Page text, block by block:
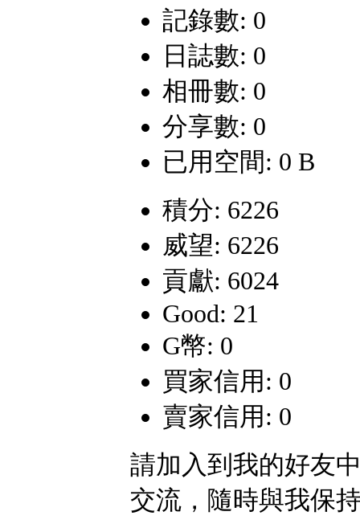
記錄數: 0
日誌數: 0
相冊數: 0
分享數: 0
已用空間: 0 B
積分: 6226
威望: 6226
貢獻: 6024
Good: 21
G幣: 0
買家信用: 0
賣家信用: 0
請加入到我的好友
交流，隨時與我保